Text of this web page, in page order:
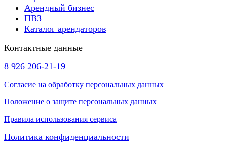
Арендный бизнес
ПВЗ
Каталог арендаторов
Контактные данные
8 926 206-21-19
Согласие на обработку персональных данных
Положение о защите персональных данных
Правила использования сервиса
Политика конфиденциальности